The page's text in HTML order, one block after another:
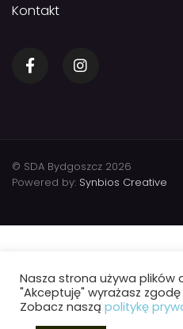
Kontakt
© SDA Bydgoszcz 2026
Powered by: Synbios Creative
Nasza strona używa plików
"Akceptuję" wyrażasz
Zobacz naszą politykę